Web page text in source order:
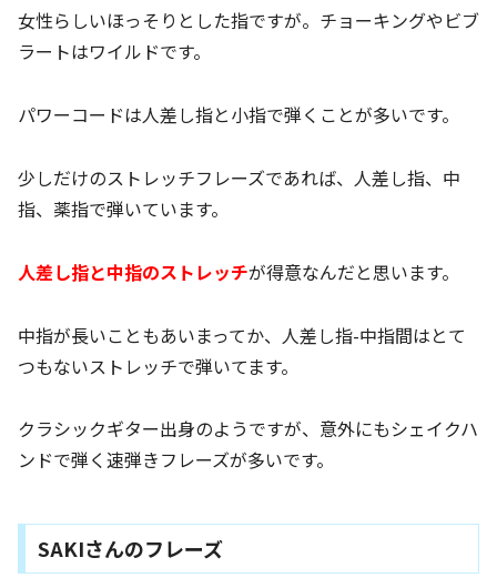
女性らしいほっそりとした指ですが。チョーキングやビブ
ラートはワイルドです。
パワーコードは人差し指と小指で弾くことが多いです。
少しだけのストレッチフレーズであれば、人差し指、中
指、薬指で弾いています。
人差し指と中指のストレッチが得意なんだと思います。
中指が長いこともあいまってか、人差し指-中指間はとて
つもないストレッチで弾いてます。
クラシックギター出身のようですが、意外にもシェイクハ
ンドで弾く速弾きフレーズが多いです。
SAKIさんのフレーズ